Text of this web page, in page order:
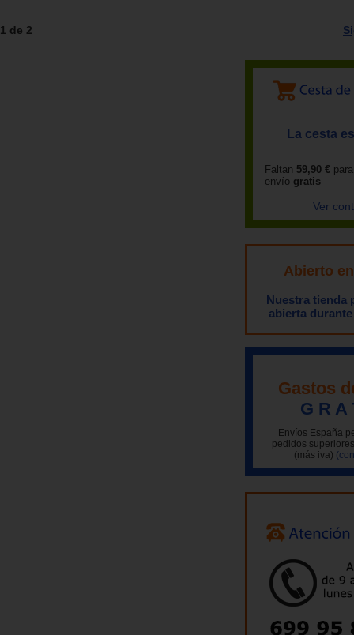
1 de 2
La cesta
Faltan 59,90 €
envío gratis
Ver
Abierto
Nuestra tienda
abierta
Gastos
G R A
Envíos España
pedidos
(más iva)